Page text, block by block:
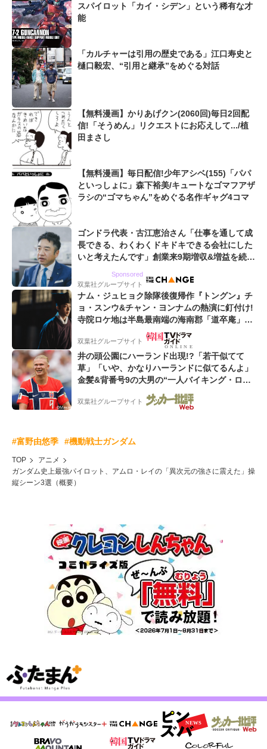
スパイロット「カイ・シデン」という稀有な才
能
「カルチャーは引用の歴史である」江口寿史と
樋口毅宏、“引用と継承”をめぐる対話
【無料漫画】かりあげクン(2060回)毎日2回配
信!「そうめん」リクエストにお応えして.../植
田まさし
【無料漫画】毎日配信!少年アシベ(155)「パパ
といっしょに」森下裕美/キュートなゴマフアザ
ラシの“ゴマちゃん”をめぐる名作ギャグ4コマ
ゴンドラ代表・古江恵治さん「仕事を通して成
長できる、わくわくドキドキできる会社にした
いと考えたんです」創業来9期増収&増益を続け
Sponsored
双葉社グループサイト
ナム・ジュヒョク除隊後復帰作『トングン』チ
ョ・スンウ&チャン・ヨンナムの熱演に釘付け!
寺院ロケ地は半島最南端の海南郡「道卒庵」
【韓ドラから始める韓国旅行】
双葉社グループサイト
井の頭公園にハーランド出現!?「若干似てて
草」「いや、かなりハーランドに似てるんよ」
金髪&背番号9の大男の“一人バイキング・ロ
ー”映像が話題!「元気をもらった」
双葉社グループサイト
#富野由悠季 #機動戦士ガンダム
TOP
アニメ
ガンダム史上最強パイロット、アムロ・レイの「異次元の強さに震えた」操
縦シーン3選（概要）